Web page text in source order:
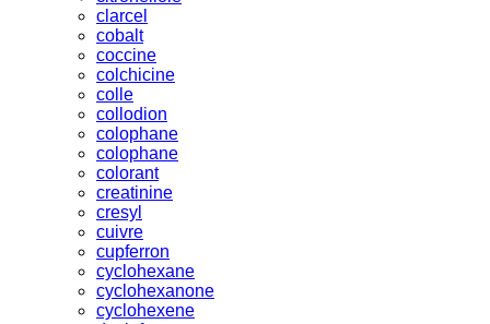
clarcel
cobalt
coccine
colchicine
colle
collodion
colophane
colophane
colorant
creatinine
cresyl
cuivre
cupferron
cyclohexane
cyclohexanone
cyclohexene